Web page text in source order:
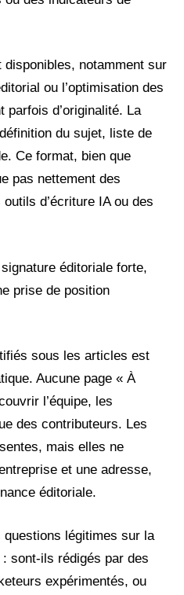
notamment sur
ou l’optimisation des
parfois d’originalité. La
du sujet, liste de
Ce format, bien que
pas nettement des
d’écriture IA ou des
éditoriale forte,
prise de position
sous les articles est
Aucune page « À
l’équipe, les
des contributeurs. Les
mais elles ne
et une adresse,
éditoriale.
légitimes sur la
sont-ils rédigés par des
expérimentés, ou